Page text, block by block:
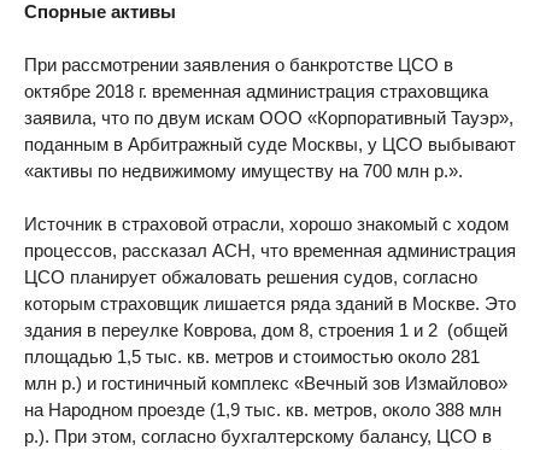
Спорные активы
При рассмотрении заявления о банкротстве ЦСО в
октябре 2018 г. временная администрация страховщика
заявила, что по двум искам ООО «Корпоративный Тауэр»,
поданным в Арбитражный суде Москвы, у ЦСО выбывают
«активы по недвижимому имуществу на 700 млн р.».
Источник в страховой отрасли, хорошо знакомый с ходом
процессов, рассказал АСН, что временная администрация
ЦСО планирует обжаловать решения судов, согласно
которым страховщик лишается ряда зданий в Москве. Это
здания в переулке Коврова, дом 8, строения 1 и 2 (общей
площадью 1,5 тыс. кв. метров и стоимостью около 281
млн р.) и гостиничный комплекс «Вечный зов Измайлово»
на Народном проезде (1,9 тыс. кв. метров, около 388 млн
р.). При этом, согласно бухгалтерскому балансу, ЦСО в